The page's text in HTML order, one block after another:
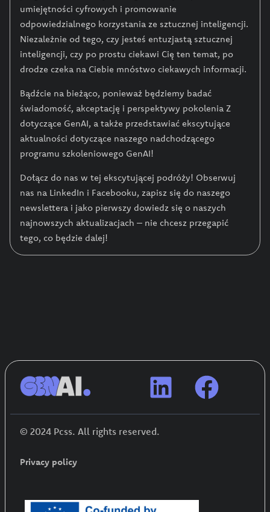
umiejętności cyfrowych i promowanie
odpowiedzialnego korzystania ze sztucznej inteligencji.
Niezależnie od tego, czy jesteś entuzjastą sztucznej
inteligencji, czy po prostu ciekawi Cię ten temat, po
drodze czeka na Ciebie mnóstwo ciekawych informacji.
Bądźcie na bieżąco, ponieważ będziemy badać
świadomość, akceptację i perspektywy pokolenia Z
dotyczące GenAI, a także przedstawiać ekscytujące
aktualności dotyczące naszego nadchodzącego
programu szkoleniowego GenAI!
Dołącz do nas w tej ekscytującej podróży! Obserwuj
nas na LinkedIn i Facebooku, zapisz się do naszego
newslettera i jako pierwszy dowiedz się o naszych
najnowszych aktualizacjach – nie chcesz przegapić
tego, co będzie dalej!
© 2024 Pcss. All rights reserved.
Privacy policy